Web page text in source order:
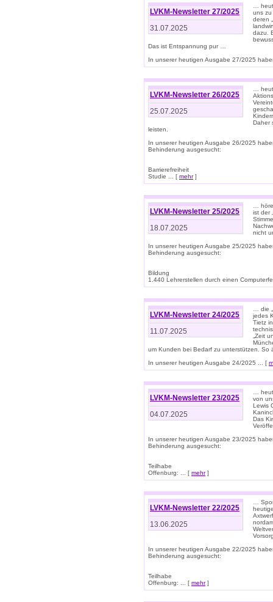
LVKM-Newsletter 27/2025
31.07.2025
…
uns zu
deren
dazu.
Das ist Entspannung pur …
In unserer heutigen Ausgabe 27/2025
LVKM-Newsletter 26/2025
25.07.2025
…
Daher
leisten.
In unserer heutigen Ausgabe 26/2025
Behinderung ausgesucht:
Barrierefreiheit
Studie ... [ mehr]
LVKM-Newsletter 25/2025
18.07.2025
…
ist der
nicht
In unserer heutigen Ausgabe 25/2025
Behinderung ausgesucht:
Bildung
1.440 Lehrerstellen durch einen
LVKM-Newsletter 24/2025
11.07.2025
… die
jedes
Tietz
„Zeit
um Kunden bei Bedarf zu unterstützen.
In unserer heutigen Ausgabe 24/2025 ... [
LVKM-Newsletter 23/2025
04.07.2025
…
von
Lewis
Das
In unserer heutigen Ausgabe 23/2025
Behinderung ausgesucht:
Teilhabe
Offenburg: ... [ mehr]
LVKM-Newsletter 22/2025
13.06.2025
…
In unserer heutigen Ausgabe 22/2025
Behinderung ausgesucht:
Teilhabe
Offenburg: ... [ mehr]